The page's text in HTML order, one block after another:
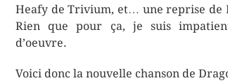
Heafy de Trivium, et… une reprise de
Rien que pour ça, je suis
d’oeuvre.
Voici donc la nouvelle chanson de